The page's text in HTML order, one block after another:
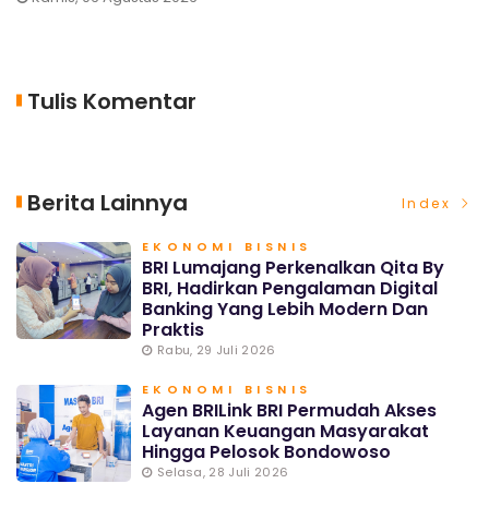
Tulis Komentar
Berita Lainnya Index
EKONOMI BISNIS
BRI Lumajang Perkenalkan Qita By
BRI, Hadirkan Pengalaman Digital
Banking Yang Lebih Modern Dan
Praktis
Rabu, 29 Juli 2026
EKONOMI BISNIS
Agen BRILink BRI Permudah Akses
Layanan Keuangan Masyarakat
Hingga Pelosok Bondowoso
Selasa, 28 Juli 2026